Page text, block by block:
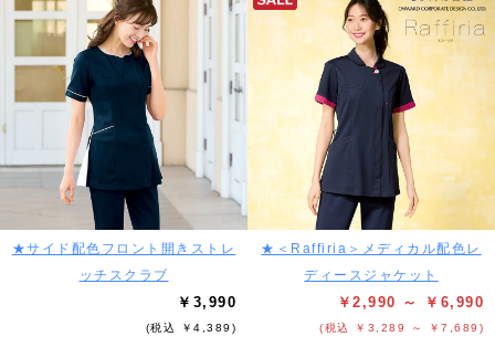
★サイド配色フロント開きストレ
ッチスクラブ
￥3,990
(税込 ￥4,389)
★＜Raffiria＞メディカル配色レ
ディースジャケット
￥2,990 ～ ￥6,990
(税込 ￥3,289 ～ ￥7,689)